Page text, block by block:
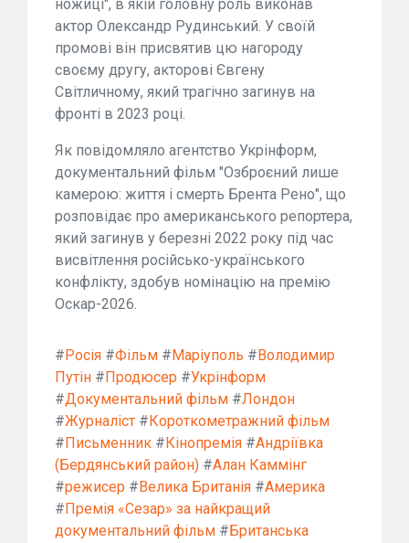
ножиці", в якій головну роль виконав
актор Олександр Рудинський. У своїй
промові він присвятив цю нагороду
своєму другу, акторові Євгену
Світличному, який трагічно загинув на
фронті в 2023 році.
Як повідомляло агентство Укрінформ,
документальний фільм "Озброєний лише
камерою: життя і смерть Брента Рено", що
розповідає про американського репортера,
який загинув у березні 2022 року під час
висвітлення російсько-українського
конфлікту, здобув номінацію на премію
Оскар-2026.
# Росія #Фільм # Маріуполь # Володимир
Путін # Продюсер #Укрінформ
#Документальний фільм #Лондон
#Журналіст # Короткометражний фільм
# Письменник # Кінопремія #Андріївка
(Бердянський район) #Алан Каммінг
#режисер # Велика Британія #Америка
# Премія «Сезар» за найкращий
документальний фільм # Британська